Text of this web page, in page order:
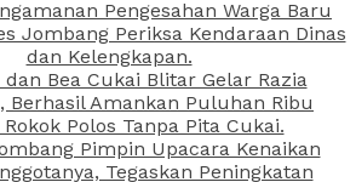
Pengesahan Warga Baru
Jombang Periksa Kendaraan Dinas
dan Kelengkapan.
dan Bea Cukai Blitar Gelar Razia
Berhasil Amankan Puluhan Ribu
Polos Tanpa Pita Cukai.
Pimpin Upacara Kenaikan
Tegaskan Peningkatan